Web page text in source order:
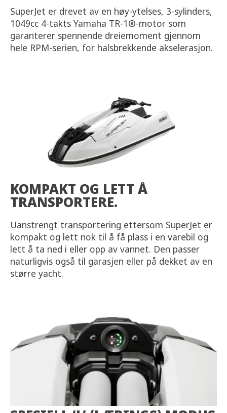
SuperJet er drevet av en høy-ytelses, 3-sylinders,
1049cc 4-takts Yamaha TR-1®-motor som
garanterer spennende dreiemoment gjennom
hele RPM-serien, for halsbrekkende akselerasjon.
KOMPAKT OG LETT Å
TRANSPORTERE.
Uanstrengt transportering ettersom SuperJet er
kompakt og lett nok til å få plass i en varebil og
lett å ta ned i eller opp av vannet. Den passer
naturligvis også til garasjen eller på dekket av en
større yacht.